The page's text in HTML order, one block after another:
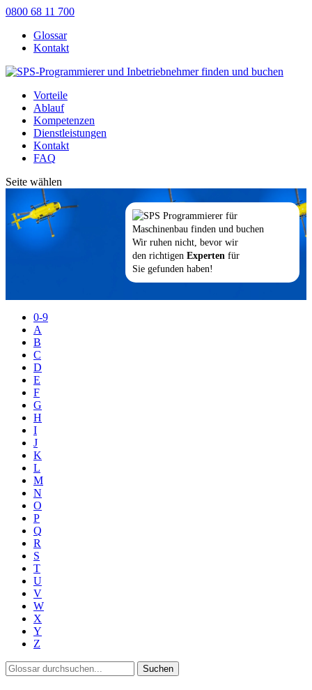
0800 68 11 700
Glossar
Kontakt
Vorteile
Ablauf
Kompetenzen
Dienstleistungen
Kontakt
FAQ
Seite wählen
Wir ruhen nicht, bevor wir
den richtigen Experten für
Sie gefunden haben!
0-9
A
B
C
D
E
F
G
H
I
J
K
L
M
N
O
P
Q
R
S
T
U
V
W
X
Y
Z
Suchen